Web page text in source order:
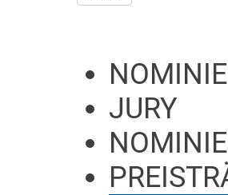
JURY